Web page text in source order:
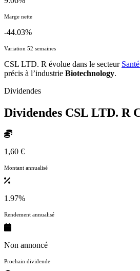
Marge nette
-44.03%
Variation 52 semaines
CSL LTD. R évolue dans le secteur Santé
précis à l’industrie Biotechnology.
Dividendes
Dividendes CSL LTD. R
1,60 €
Montant annualisé
1.97%
Rendement annualisé
Non annoncé
Prochain dividende